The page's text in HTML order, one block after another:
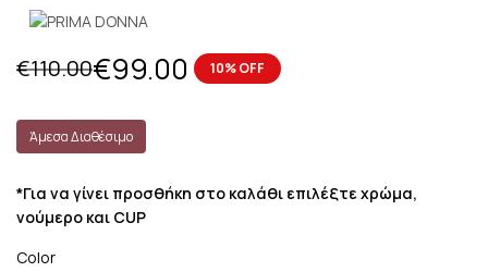
€110.00€99.00 10% OFF
Άμεσα Διαθέσιμο
*Για να γίνει προσθήκη στο καλάθι επιλέξτε χρώμα,
νούμερο και CUP
Color